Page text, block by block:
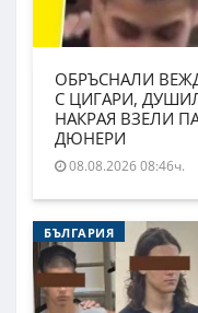
ОБРЪСНАЛИ
С ЦИГАРИ,
НАКРАЯ ВЗЕЛИ
ДЮНЕРИ
08.08.2026 08:46ч.
БЪЛГАРИЯ